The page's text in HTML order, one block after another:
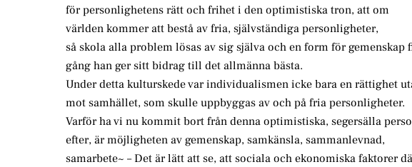
för personlighetens rätt och frihet i den optimistiska tron, att om
världen kommer att bestå av fria, självständiga personligheter,
så skola alla problem lösas av sig själva och en form för
gång han ger sitt bidrag till det allmänna bästa.
Under detta kulturskede var individualismen icke bara en rättighet
mot samhället, som skulle uppbyggas av och på fria personligheter.
Varför ha vi nu kommit bort från denna optimistiska, segersälla
efter, är möjligheten av gemenskap, samkänsla, sammanlevnad,
samarbete~ – Det är lätt att se, att sociala och ekonomiska faktorer